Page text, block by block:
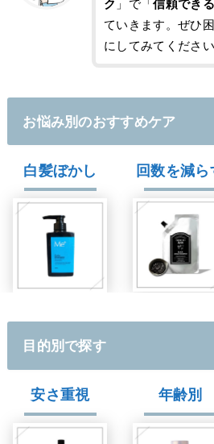
ていきます。ぜひ
にしてみてください
お悩み別のおすすめケア
白髪ぼかし 回数を減ら
目的別で探す
安さ重視 年齢別